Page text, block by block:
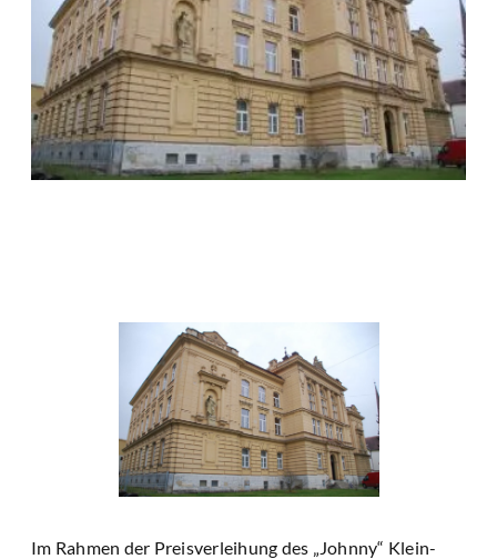
Im Rahmen der Preisverleihung des „Johnny“ Klein-